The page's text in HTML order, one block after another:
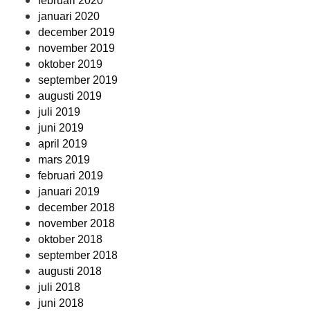
januari 2020
december 2019
november 2019
oktober 2019
september 2019
augusti 2019
juli 2019
juni 2019
april 2019
mars 2019
februari 2019
januari 2019
december 2018
november 2018
oktober 2018
september 2018
augusti 2018
juli 2018
juni 2018